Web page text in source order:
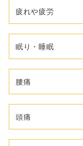
疲れや疲労
眠り・睡眠
腰痛
頭痛